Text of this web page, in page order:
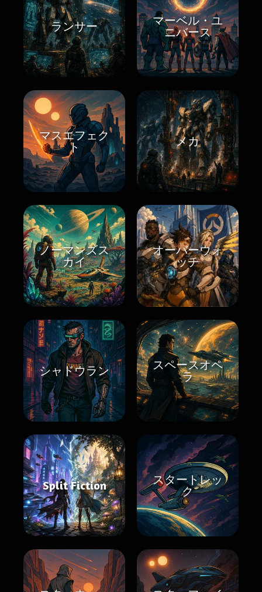
ランサー
マーベル・ユ
ニバース
マスエフェク
ト
メカ
ノーマンズス
カイ
オーバーウォ
ッチ
シャドウラン
スペースオペ
ラ
Split Fiction
スタートレッ
ク